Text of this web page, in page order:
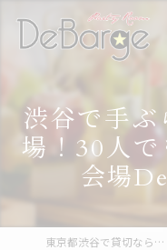
渋谷で手
場！30人
会場
東京都渋谷で貸切なら渋谷貸切パーティー＆BBQデバージ - DeBarge